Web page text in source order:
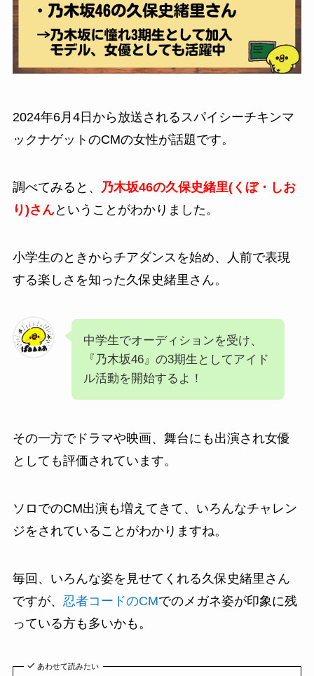
2024年6月4日から放送されるスパイシーチキンマ
ックナゲット のCMの女性が話題です。
調べてみると、
乃木坂46の久保史緒里(くぼ・しお
り)さんということがわかりました。
小学生のときからチアダンスを始め、人前で表現
する楽しさを知った久保史緒里 さん。
中学生でオーディションを受け、
『乃木坂46』の3期生としてアイド
ル活動を開始するよ！
その一方でドラマや映画、舞台にも出演され女優
としても評価されています。
ソロでのCM出演も増えてきて、いろんなチャレン
ジをされていることがわかりますね。
毎回、いろんな姿を見せてくれる久保史緒里さん
ですが、 忍者コードのCMでのメガネ姿が印象に残
っている方も多いかも。
あわせて読みたい